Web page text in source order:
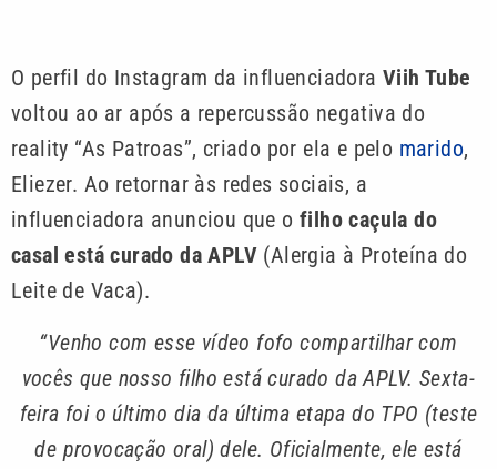
O perfil do Instagram da influenciadora Viih Tube
voltou ao ar após a repercussão negativa do
reality “As Patroas”, criado por ela e pelo marido,
Eliezer. Ao retornar às redes sociais, a
influenciadora anunciou que o filho caçula do
casal está curado da APLV (Alergia à Proteína do
Leite de Vaca).
“Venho com esse vídeo fofo compartilhar com
vocês que nosso filho está curado da APLV. Sexta-
feira foi o último dia da última etapa do TPO (teste
de provocação oral) dele. Oficialmente, ele está